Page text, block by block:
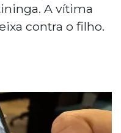
A vítima
contra o filho.